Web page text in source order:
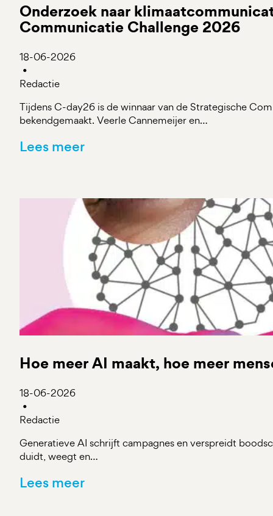
Onderzoek naar
Communicatie Challenge 2026
18-06-2026
•
Redactie
Tijdens C-day26 is de winnaar van de Strategische
bekendgemaakt. Veerle Cannemeijer en…
Lees meer
Hoe meer AI maakt, hoe meer
18-06-2026
•
Redactie
Generatieve AI schrijft campagnes en verspreidt
duidt, weegt en…
Lees meer